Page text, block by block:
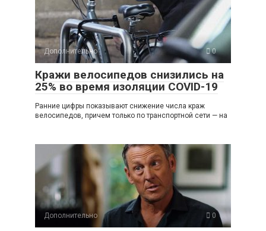
Дополнительно 0
Кражи велосипедов снизились на
25% во время изоляции COVID-19
Ранние цифры показывают снижение числа краж
велосипедов, причем только по транспортной сети — на
Дополнительно 0